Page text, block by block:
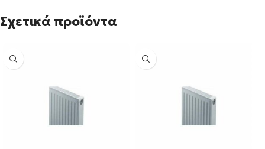
Σχετικά προϊόντα